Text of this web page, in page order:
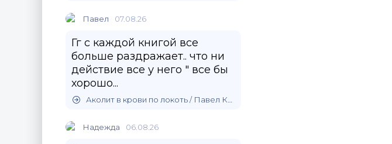
Павел 07.08.26
Гг с каждой книгой все
больше раздражает.. что ни
действие все у него " все бы
хорошо...
Аколит в крови по локоть / Павел Корнев (5)
Надежда 06.08.26